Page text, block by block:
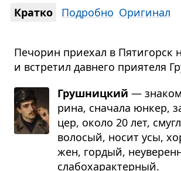
Кратко
Подробно Оригинал
Печорин приехал в Пятигорск
и встретил давнего приятеля
Грушницкий —
рина, сна­чала юнкер,
цер, около 20 лет,
во­ло­сый, носит усы,
жен, гор­дый,
сла­бо­ха­рак­тер­ный.